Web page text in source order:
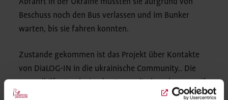
Beschuss noch den Bus verlassen und im Bunker
warten, bis sie fahren konnten.
Zustande gekommen ist das Projekt über Kontakte
von DiaLOG-IN in die ukrainische Community.. Die
Jugendhilfe, Proclusio, das Evangelische Johannesstift
und auch die Evangelische Schule Spandau haben